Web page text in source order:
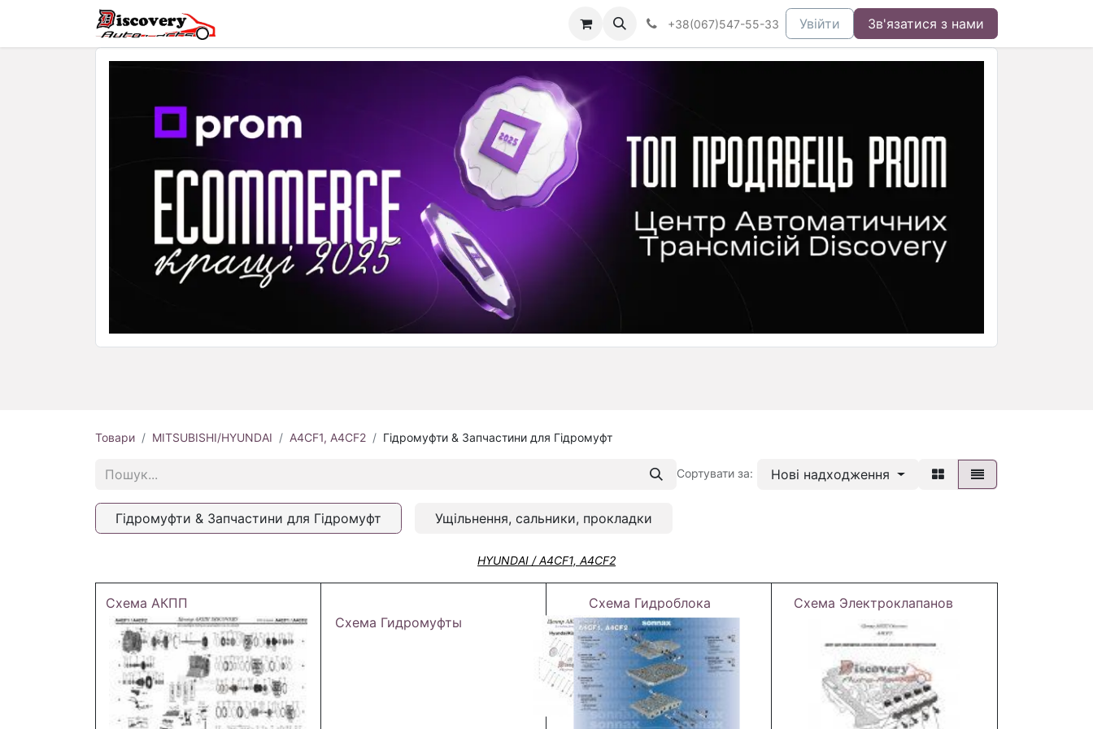
+38(067)547-55-33 Увійти Зв'язатися з нами
Товари MITSUBISHI/HYUNDAI A4CF1, A4CF2 Гідромуфти & Запчастини для Гідромуфт
Сортувати за: Нові надходження
Гідромуфти & Запчастини для Гідромуфт Ущільнення, сальники, прокладки
HYUNDAI / A4CF1, A4CF2
Схема АКПП
Схема Гидромуфты
Схема Гидроблока Схема Электроклапанов